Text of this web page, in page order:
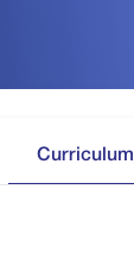
Curriculum